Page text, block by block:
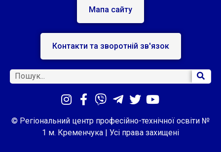
Мапа сайту
Контакти та зворотній зв'язок
© Регіональний центр професійно-технічної освіти №
1 м. Кременчука | Усі права захищені